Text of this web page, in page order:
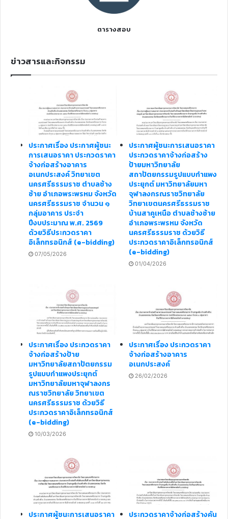
ตารางสอบ
ข่าวสารและกิจกรรม
ประกาศเรื่อง ประกาศผู้ชนะ
การเสนอราคา ประกวดราคา
จ้างก่อสร้างอาคาร
อเนกประสงค์ วิทยาเขต
นครศรีธรรมราช ตำบลช้าง
ซ้าย อำเภอพระพรหม จังหวัด
นครศรีธรรมราช จำนวน ๑
กลุ่มอาคาร ประจำ
ปีงบประมาณ พ.ศ. 2569
ด้วยวิธีประกวดราคา
อิเล็กทรอนิกส์ (e-bidding)
07/05/2026
ประกาศผู้ชนะการเสนอราคา
ประกวดราคาจ้างก่อสร้าง
ป้ายมหาวิทยาลัย
สถาปัตยกรรมรูปแบบกำแพง
ประยุกต์ มหาวิทยาลัยมหา
จุฬาลงกรณราชวิทยาลัย
วิทยาเขตนครศรีธรรมราช
บ้านสาคูเหนือ ตำบลช้างซ้าย
อำเภอพระพรหม จังหวัด
นครศรีธรรมราช ด้วยวิธี
ประกวดราคาอิเล็กทรอนิกส์
(e-bidding)
01/04/2026
ประกาศเรื่อง ประกวดราคา
จ้างก่อสร้างป้าย
มหาวิทยาลัยสถาปัตยกรรม
รูปแบบกำแพงประยุกต์
มหาวิทยาลัยมหาจุฬาลงกร
ณราชวิทยาลัย วิทยาเขต
นครศรีธรรมราช ด้วยวิธี
ประกวดราคาอิเล็กทรอนิกส์
(e-bidding)
10/03/2026
ประกาศเรื่อง ประกวดราคา
จ้างก่อสร้างอาคาร
อเนกประสงค์
26/02/2026
ประกาศผู้ชนะการเสนอราคา ประกวดราคาจ้างก่อสร้างคัน